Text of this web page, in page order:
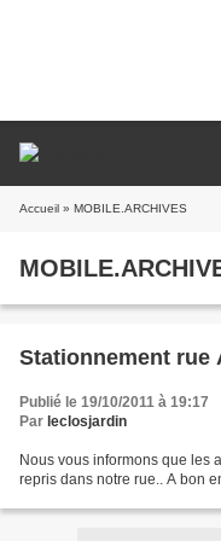
Accueil » MOBILE.ARCHIVES
Stationnement rue
Publié le 19/10/2011 à 19:17
Par leclosjardin
Nous vous informons que les
repris dans notre rue.. A bon